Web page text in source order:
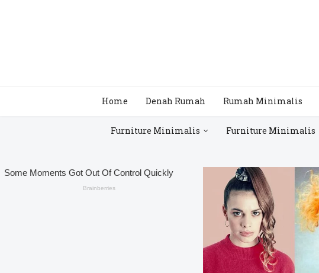
Home Denah Rumah Rumah Minimalis
Furniture Minimalis Furniture Minimalis